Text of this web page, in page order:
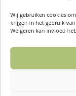
Wij gebruiken cookies
krijgen in het gebruik
Weigeren kan invloed